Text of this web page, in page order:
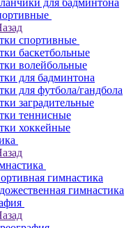
для бадминтона
спортивные
баскетбольные
волейбольные
для бадминтона
для футбола/гандбола
заградительные
теннисные
хоккейные
гимнастика
гимнастика